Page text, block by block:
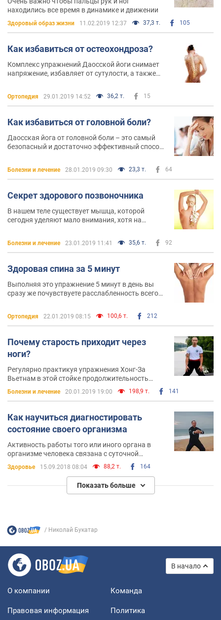
находились все время в динамике и движении
Здоровый образ жизни 11.02.2019 12:37 37,3 т. 105
Как избавиться от остеохондроза?
Комплекс упражнений Даосской йоги снимает
напряжение, избавляет от сутулости, а также
Ортопедия 29.01.2019 14:52 36,2 т. 15
Как избавиться от головной боли?
Даосская йога от головной боли – это самый
безопасный и достаточно эффективный способ
Болезни и лечение 28.01.2019 09:30 23,3 т. 64
Секрет здорового позвоночника
В нашем теле существует мышца, которой
сегодня уделяют мало внимания, хотя на
Болезни и лечение 23.01.2019 11:41 35,6 т. 92
Здоровая спина за 5 минут
Выполняя это упражнение 5 минут в день вы
сразу же почувствуете расслабленность всего
Ортопедия 22.01.2019 08:15 100,6 т. 212
Почему старость приходит через
ноги?
Регулярно практикуя упражнения Хонг-За
Вьетнам в этой стойке продолжительность
вашей жизни существенно увеличится!
Болезни и лечение 20.01.2019 19:00 198,9 т. 141
Как научиться диагностировать
состояние своего организма
Активность работы того или иного органа в
организме человека связана с суточной
циркуляцией энергии. Дело в том, что время
активности канала энергии, который отвечает
за работу каждого органа, составляет всего
лишь два часа. По истечении этого времени
Здоровье 15.09.2018 08:04 88,2 т. 164
Показать больше
Николай Букатар
В начало
О компании Команда
Правовая информация
Политика